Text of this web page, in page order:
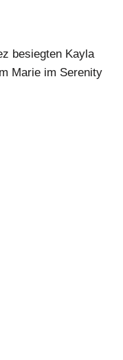
besiegten Kayla
Marie im Serenity